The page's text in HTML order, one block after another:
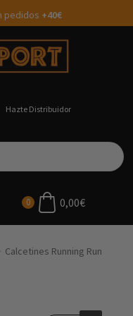
pedidos +40€
Hazte Distribuidor
0 0,00€
Calcetines Running Run